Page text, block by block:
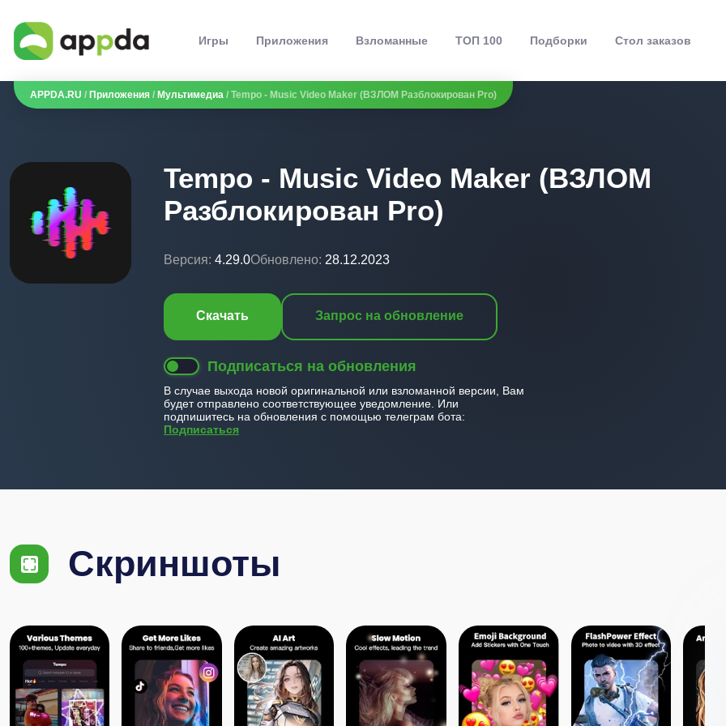
Игры Приложения Взломанные ТОП 100 Подборки Стол заказов
APPDA.RU / Приложения / Мультимедиа / Tempo - Music Video Maker (ВЗЛОМ Разблокирован Pro)
Tempo - Music Video Maker (ВЗЛОМ
Разблокирован Pro)
Версия: 4.29.0Обновлено: 28.12.2023
Скачать Запрос на обновление
Подписаться на обновления
В случае выхода новой оригинальной или взломанной версии, Вам
будет отправлено соответствующее уведомление. Или
подпишитесь на обновления с помощью телеграм бота:
Подписаться
Скриншоты